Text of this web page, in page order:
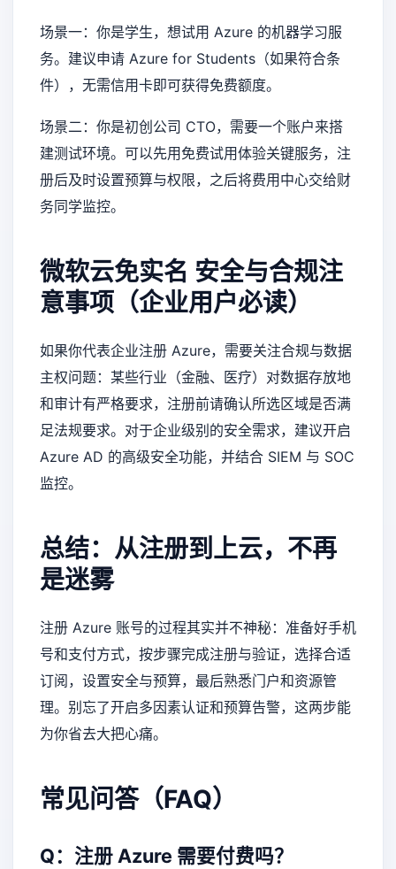
场景一：你是学生，想试用 Azure 的机器学习服
务。建议申请 Azure for Students（如果符合条
件），无需信用卡即可获得免费额度。
场景二：你是初创公司 CTO，需要一个账户来搭
建测试环境。可以先用免费试用体验关键服务，注
册后及时设置预算与权限，之后将费用中心交给财
务同学监控。
微软云免实名 安全与合规注
意事项（企业用户必读）
如果你代表企业注册 Azure，需要关注合规与数据
主权问题：某些行业（金融、医疗）对数据存放地
和审计有严格要求，注册前请确认所选区域是否满
足法规要求。对于企业级别的安全需求，建议开启
Azure AD 的高级安全功能，并结合 SIEM 与 SOC
监控。
总结：从注册到上云，不再
是迷雾
注册 Azure 账号的过程其实并不神秘：准备好手机
号和支付方式，按步骤完成注册与验证，选择合适
订阅，设置安全与预算，最后熟悉门户和资源管
理。别忘了开启多因素认证和预算告警，这两步能
为你省去大把心痛。
常见问答（FAQ）
Q：注册 Azure 需要付费吗？